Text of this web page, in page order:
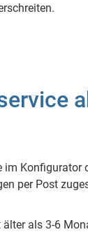
im
per Post
als 3-6